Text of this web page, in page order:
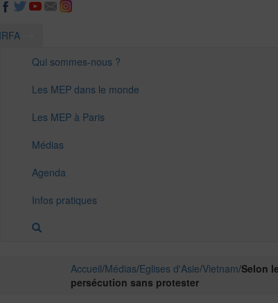
Qui sommes-nous ?
Les MEP dans le monde
Les MEP à Paris
Médias
Agenda
Infos pratiques
Accueil/Médias/Eglises d'Asie/Vietnam/Selon
persécution sans protester